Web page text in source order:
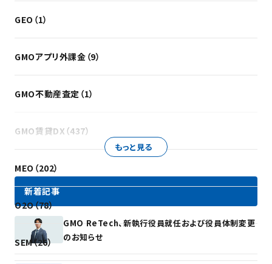
GEO（1）
GMOアプリ外課金（9）
GMO不動産査定（1）
GMO賃貸DX（437）
MEO（202）
O2O（78）
SEM（26）
もっと見る
新着記事
GMO ReTech、新執行役員就任および役員体制変更
のお知らせ